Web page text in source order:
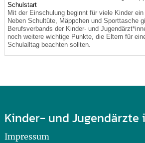
Schulstart
Mit der Einschulung beginnt für viele Kinder ein
Neben Schultüte, Mäppchen und Sporttasche
Berufsverbands der Kinder- und
noch weitere wichtige Punkte, die Eltern für
Schulalltag beachten sollten.
Kinder- und Jugendärzte
Impressum